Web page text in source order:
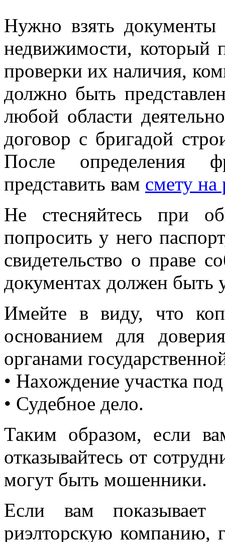
Нужно взять документы
недвижимости, который
проверки их наличия,
должно быть
любой области
договор с бригадой
После определения
представить вам смету на
Не стесняйтесь при
попросить у него
свидетельство о праве
документах должен быть
Имейте в виду, что
основанием для
органами
• Нахождение участка
• Судебное дело.
Таким образом, если
отказывайтесь от
могут быть мошенники.
Если вам показывает
риэлторскую компанию,